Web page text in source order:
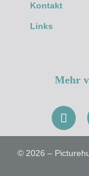
Kontakt
Links
Mehr
© 2026 –